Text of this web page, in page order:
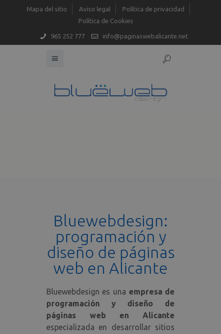
Mapa del sitio Aviso legal
Política de privacidad
Política de Cookies
965 252 777 info@paginaswebalicante.net
Bluewebdesign:
programación y
diseño de páginas
web en Alicante
Bluewebdesign es una empresa de
programación y diseño de
páginas web en Alicante
especializada en desarrollar sitios